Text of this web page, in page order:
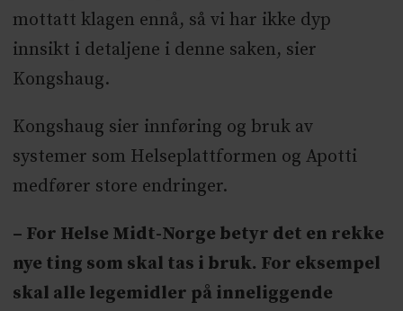
mottatt klagen ennå, så vi har ikke dyp
innsikt i detaljene i denne saken, sier
Kongshaug.
Kongshaug sier innføring og bruk av
systemer som Helseplattformen og Apotti
medfører store endringer.
– For Helse Midt-Norge betyr det en rekke
nye ting som skal tas i bruk. For eksempel
skal alle legemidler på inneliggende